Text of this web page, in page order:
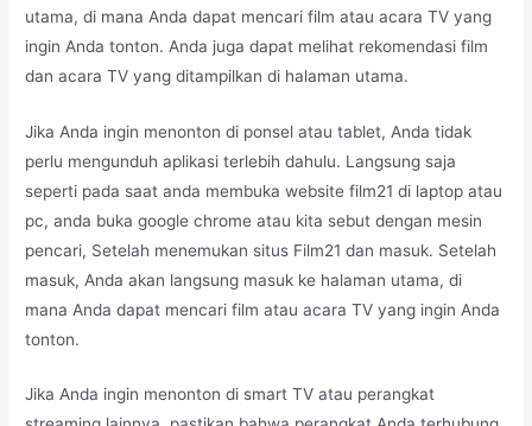
utama, di mana Anda dapat mencari film atau acara TV yang
ingin Anda tonton. Anda juga dapat melihat rekomendasi film
dan acara TV yang ditampilkan di halaman utama.
Jika Anda ingin menonton di ponsel atau tablet, Anda tidak
perlu mengunduh aplikasi terlebih dahulu. Langsung saja
seperti pada saat anda membuka website film21 di laptop atau
pc, anda buka google chrome atau kita sebut dengan mesin
pencari, Setelah menemukan situs Film21 dan masuk. Setelah
masuk, Anda akan langsung masuk ke halaman utama, di
mana Anda dapat mencari film atau acara TV yang ingin Anda
tonton.
Jika Anda ingin menonton di smart TV atau perangkat